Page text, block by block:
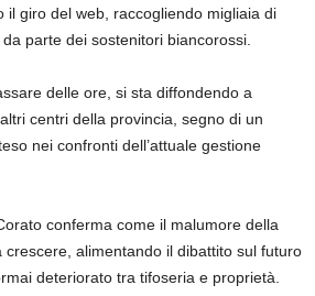
il giro del web, raccogliendo migliaia di
parte dei sostenitori biancorossi.
delle ore, si sta diffondendo a
centri della provincia, segno di un
nei confronti dell’attuale gestione
conferma come il malumore della
crescere, alimentando il dibattito sul futuro
deteriorato tra tifoseria e proprietà.